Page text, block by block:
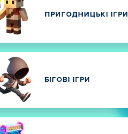
ПРИГОДНИЦЬКІ ІГРИ
БІГОВІ ІГРИ